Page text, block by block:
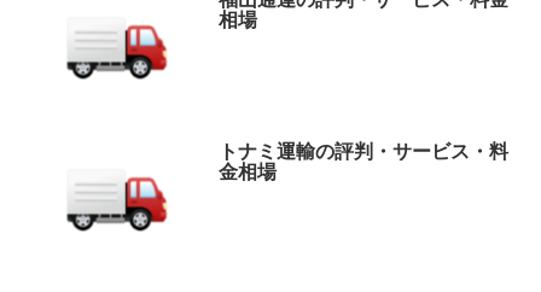
相場
トナミ運輸の評判・サービス・料
金相場